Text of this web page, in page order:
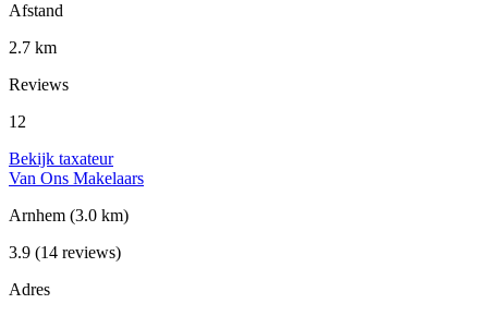
Afstand
2.7 km
Reviews
12
Bekijk taxateur
Van Ons Makelaars
Arnhem (3.0 km)
3.9 (14 reviews)
Adres